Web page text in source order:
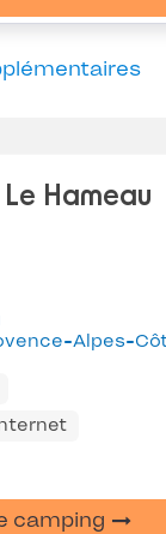
Hameau
Alpes-Côte
camping